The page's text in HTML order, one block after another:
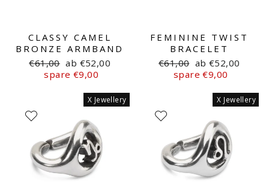
CLASSY CAMEL
BRONZE ARMBAND
Normaler
Preis
€61,00 Sonderpreis
ab €52,00
spare €9,00
FEMININE TWIST
BRACELET
Normaler
Preis
€61,00 Sonderpreis
ab €52,00
spare €9,00
X Jewellery X Jewellery